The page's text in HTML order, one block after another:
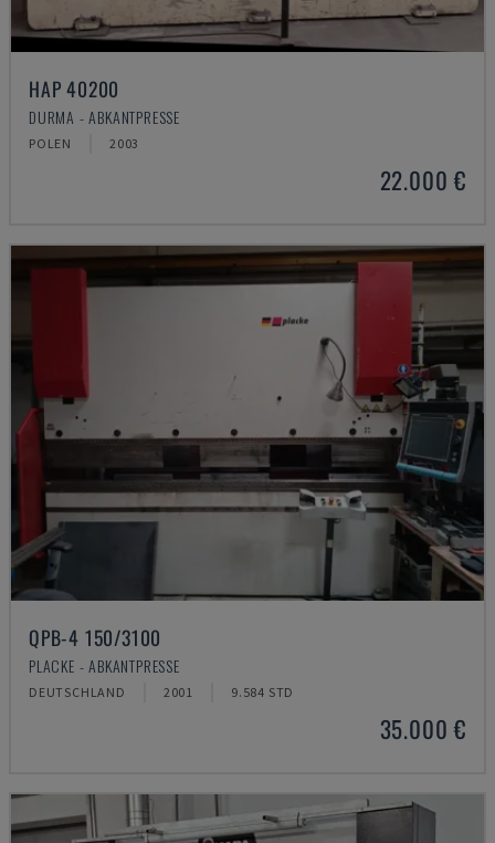
HAP 40200
DURMA - ABKANTPRESSE
POLEN 2003
22.000 €
QPB-4 150/3100
PLACKE - ABKANTPRESSE
DEUTSCHLAND 2001 9.584 STD
35.000 €